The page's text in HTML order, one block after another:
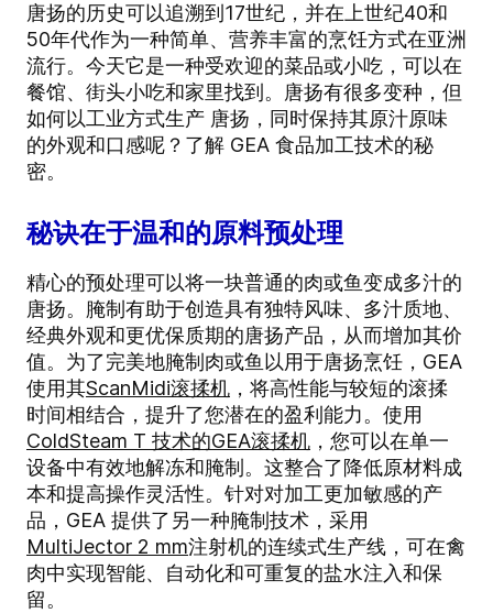
唐扬的历史可以追溯到17世纪，并在上世纪40和
50年代作为一种简单、营养丰富的烹饪方式在亚洲
流行。今天它是一种受欢迎的菜品或小吃，可以在
餐馆、街头小吃和家里找到。唐扬有很多变种，但
如何以工业方式生产 唐扬，同时保持其原汁原味
的外观和口感呢？了解 GEA 食品加工技术的秘
密。
秘诀在于温和的原料预处理
精心的预处理可以将一块普通的肉或鱼变成多汁的
唐扬。腌制有助于创造具有独特风味、多汁质地、
经典外观和更优保质期的唐扬产品，从而增加其价
值。为了完美地腌制肉或鱼以用于唐扬烹饪，GEA
使用其ScanMidi滚揉机 ，将高性能与较短的滚揉
时间相结合，提升了您潜在的盈利能力。使用
ColdSteam T 技术的GEA滚揉机 ，您可以在单一
设备中有效地解冻和腌制。这整合了降低原材料成
本和提高操作灵活性。 针对对加工更加敏感的产
品，GEA 提供了另一种腌制技术，采用
MultiJector 2 mm注射机的连续式生产线，可在禽
肉中实现智能、自动化和可重复的盐水注入和保
留。